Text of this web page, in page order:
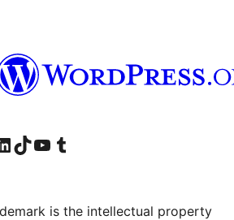
kami
akun LinkedIn kami
Visit our TikTok account
Kunjungi channel YouTube kamiVisit our Tumblr account
is the intellectual property